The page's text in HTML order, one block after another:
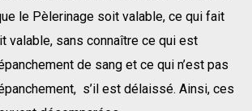
le Pèlerinage soit valable, ce qui fait
valable, sans connaître ce qui est
de sang et ce qui n’est pas
s’il est délaissé. Ainsi, ces